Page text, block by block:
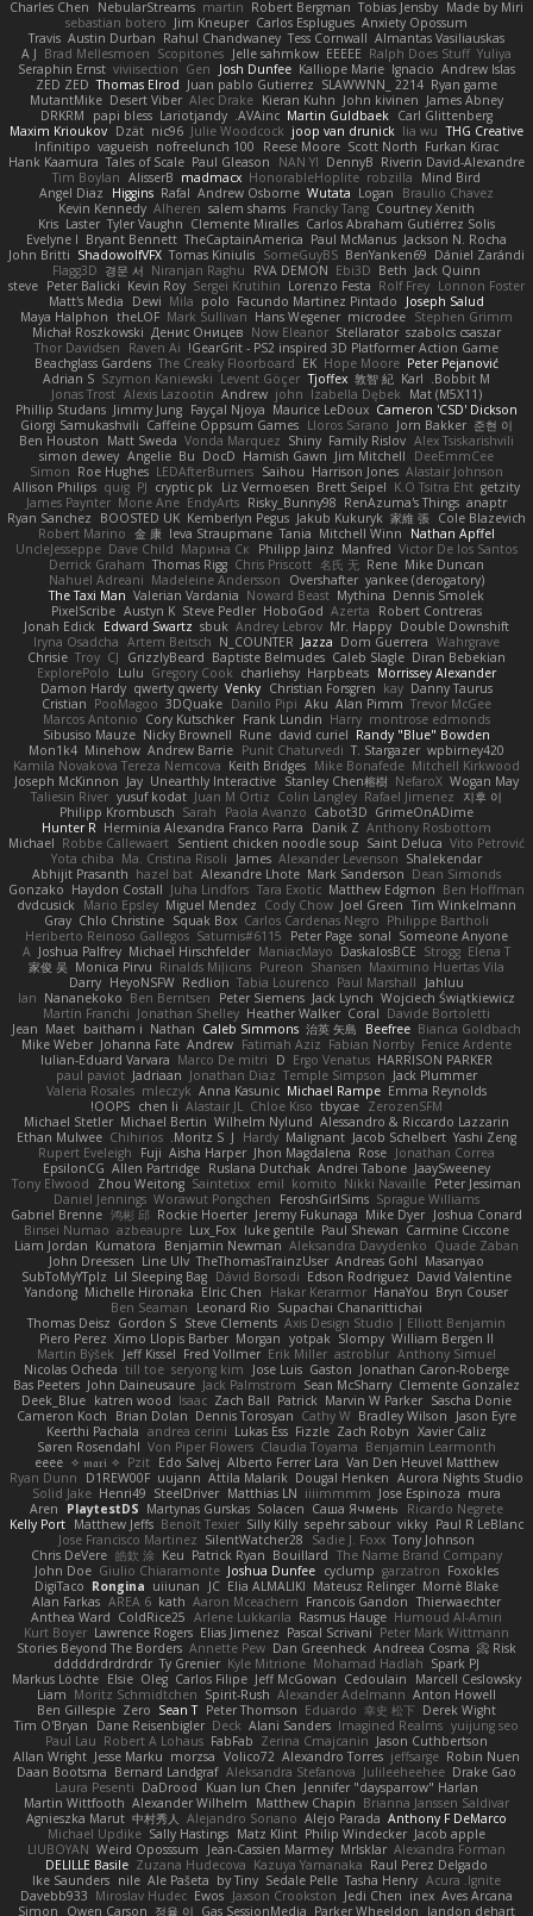
Made by Miri
Tobias Jensby
Robert Bergman
martin
NebularStreams
Charles Chen
Anxiety Opossum
Carlos Esplugues
Jim Kneuper
sebastian botero
Almantas Vasiliauskas
Tess Cornwall
Rahul Chandwaney
Austin Durban
Travis
Yuliya
Ralph Does Stuff
EEEEE
Jelle sahmkow
Scopitones
Brad Mellesmoen
A J
Andrew Islas
Ignacio
Kalliope Marie
Josh Dunfee
Gen
viviisection
Seraphin Ernst
Ryan game
SLAWWNN_ 2214
Juan pablo Gutierrez
Thomas Elrod
ZED ZED
James Abney
John kivinen
Kieran Kuhn
Alec Drake
Desert Viber
MutantMike
Carl Glittenberg
Martin Guldbaek
AVAinc.
Lariotjandy
papi bless
DRKRM
THG Creative
lia wu
joop van drunick
Julie Woodcock
nic96
Dzät
Maxim Krioukov
Furkan Kirac
Scott North
Reese Moore
nofreelunch 100
vagueish
Infinitipo
Riverin David-Alexandre
DennyB
NAN YI
Paul Gleason
Tales of Scale
Hank Kaamura
Mind Bird
robzilla
HonorableHoplite
madmacx
AlisserB
Tim Boylan
Braulio Chavez
Logan
Wutata
Andrew Osborne
Rafal
Higgins
Angel Diaz
Courtney Xenith
Francky Tang
salem shams
Alheren
Kevin Kennedy
Carlos Abraham Gutiérrez Solis
Clemente Miralles
Tyler Vaughn
Laster
Kris
Jackson N. Rocha
Paul McManus
TheCaptainAmerica
Bryant Bennett
Evelyne I
Dániel Zarándi
BenYanken69
SomeGuyBS
Tomas Kiniulis
ShadowolfVFX
John Britti
Jack Quinn
Beth
Ebi3D
RVA DEMON
Niranjan Raghu
경문 서
Flagg3D
Lonnon Foster
Rolf Frey
Lorenzo Festa
Sergei Krutihin
Kevin Roy
Peter Balicki
steve
Joseph Salud
Facundo Martinez Pintado
polo
Mila
Dewi
Matt's Media
Stephen Grimm
microdee
Hans Wegener
Mark Sullivan
theLOF
Maya Halphon
szabolcs csaszar
Stellarator
Now Eleanor
Денис Оницев
Michał Roszkowski
GearGrit - PS2 inspired 3D Platformer Action Game!
Raven Ai
Thor Davidsen
Peter Pejanović
Hope Moore
EK
The Creaky Floorboard
Beachglass Gardens
Bobbit M.
Karl
敦智 紀
Tjoffex
Levent Göçer
Szymon Kaniewski
Adrian S
Mat (M5X11)
Izabella Dębek
john
Andrew
Alexis Lazootin
Jonas Trost
Cameron 'CSD' Dickson
Maurice LeDoux
Fayçal Njoya
Jimmy Jung
Phillip Studans
준현 이
Jorn Bakker
Lloros Sarano
Caffeine Oppsum Games
Giorgi Samukashvili
Alex Tsiskarishvili
Family Rislov
Shiny
Vonda Marquez
Matt Sweda
Ben Houston
DeeEmmCee
Jim Mitchell
Hamish Gawn
DocD
Bu
Angelie
simon dewey
Alastair Johnson
Harrison Jones
Saihou
LEDAfterBurners
Roe Hughes
Simon
getzity
K.O Tsitra Eht
Brett Seipel
Liz Vermoesen
cryptic pk
PJ
quig
Allison Philips
anaptr
RenAzuma's Things
Risky_Bunny98
EndyArts
Mone Ane
James Paynter
Cole Blazevich
家維 張
Jakub Kukuryk
Kemberlyn Pegus
BOOSTED UK
Ryan Sanchez
Nathan Apffel
Mitchell Winn
Tania
Ieva Straupmane
金 康
Robert Marino
Victor De los Santos
Manfred
Philipp Jainz
Марина Ск
Dave Child
UncleJesseppe
Mike Duncan
Rene
名氏 无
Chris Priscott
Thomas Rigg
Derrick Graham
yankee (derogatory)
Overshafter
Madeleine Andersson
Nahuel Adreani
Dennis Smolek
Mythina
Noward Beast
Valerian Vardania
The Taxi Man
Robert Contreras
Azerta
HoboGod
Steve Pedler
Austyn K
PixelScribe
Double Downshift
Mr. Happy
Andrey Lebrov
sbuk
Edward Swartz
Jonah Edick
Wahrgrave
Dom Guerrera
Jazza
N_COUNTER
Artem Beitsch
Iryna Osadcha
Diran Bebekian
Caleb Slagle
Baptiste Belmudes
GrizzlyBeard
CJ
Troy
Chrisie
Morrissey Alexander
Harpbeats
charliehsy
Gregory Cook
Lulu
ExplorePolo
Danny Taurus
kay
Christian Forsgren
Venky
qwerty qwerty
Damon Hardy
Trevor McGee
Alan Pimm
Aku
Danilo Pipi
3DQuake
PooMagoo
Cristian
montrose edmonds
Harry
Frank Lundin
Cory Kutschker
Marcos Antonio
Randy "Blue" Bowden
david curiel
Rune
Nicky Brownell
Sibusiso Mauze
wpbirney420
T. Stargazer
Punit Chaturvedi
Andrew Barrie
Minehow
Mon1k4
Mitchell Kirkwood
Mike Bonafede
Keith Bridges
Kamila Novakova Tereza Nemcova
Wogan May
NefaroX
Stanley Chen榕樹
Unearthly Interactive
Jay
Joseph McKinnon
지후 이
Rafael Jimenez
Colin Langley
Juan M Ortiz
yusuf kodat
Taliesin River
GrimeOnADime
Cabot3D
Paola Avanzo
Sarah
Philipp Krombusch
Anthony Rosbottom
Danik Z
Herminia Alexandra Franco Parra
Hunter R
Vito Petrović
Saint Deluca
Sentient chicken noodle soup
Robbe Callewaert
Michael
Shalekendar
Alexander Levenson
James
Ma. Cristina Risoli
Yota chiba
Dean Simonds
Mark Sanderson
Alexandre Lhote
hazel bat
Abhijit Prasanth
Ben Hoffman
Matthew Edgmon
Tara Exotic
Juha Lindfors
Haydon Costall
Gonzako
Tim Winkelmann
Joel Green
Cody Chow
Miguel Mendez
Mario Epsley
dvdcusick
Philippe Bartholi
Carlos Cardenas Negro
Squak Box
Chlo Christine
Gray
Someone Anyone
sonal
Peter Page
Saturnis#6115
Heriberto Reinoso Gallegos
Elena T
Strogg
DaskalosBCE
ManiacMayo
Michael Hirschfelder
Joshua Palfrey
A
Maximino Huertas Vila
Shansen
Pureon
Rinalds Miļicins
Monica Pirvu
家俊 吴
Jahluu
Paul Marshall
Tabia Lourenco
Redlion
HeyoNSFW
Darry
Wojciech Świątkiewicz
Jack Lynch
Peter Siemens
Ben Berntsen
Nananekoko
Ian
Davide Bortoletti
Coral
Heather Walker
Jonathan Shelley
Martín Franchi
Bianca Goldbach
Beefree
治英 矢島
Caleb Simmons
Nathan
baitham i
Maet
Jean
Fenice Ardente
Fabian Norrby
Fatimah Aziz
Andrew
Johanna Fate
Mike Weber
HARRISON PARKER
Ergo Venatus
D
Marco De mitri
Iulian-Eduard Varvara
Jack Plummer
Temple Simpson
Jonathan Diaz
Jadriaan
paul paviot
Emma Reynolds
Michael Rampe
Anna Kasunic
mleczyk
Valeria Rosales
ZerozenSFM
tbycae
Chloe Kiso
Alastair JL
chen li
OOPS!
Alessandro & Riccardo Lazzarin
Wilhelm Nylund
Michael Bertin
Michael Stetler
Yashi Zeng
Jacob Schelbert
Malignant
Hardy
J
Moritz S.
Chihirios
Ethan Mulwee
Jonathan Correa
Rose
Jhon Magdalena
Aisha Harper
Fuji
Rupert Eveleigh
JaaySweeney
Andrei Tabone
Ruslana Dutchak
Allen Partridge
EpsilonCG
Peter Jessiman
Nikki Navaille
komito
emil
Saintetixx
Zhou Weitong
Tony Elwood
Sprague Williams
FeroshGirlSims
Worawut Pongchen
Daniel Jennings
Joshua Conard
Mike Dyer
Jeremy Fukunaga
Rockie Hoerter
鸿彬 邱
Gabriel Brenne
Carmine Ciccone
Paul Shewan
luke gentile
Lux_Fox
azbeaupre
Binsei Numao
Quade Zaban
Aleksandra Davydenko
Benjamin Newman
Kumatora
Liam Jordan
Masanyao
Andreas Gohl
TheThomasTrainzUser
Line Ulv
John Dreessen
David Valentine
Edson Rodriguez
Dávid Borsodi
Lil Sleeping Bag
SubToMyYTplz
Bryn Couser
HanaYou
Hakar Kerarmor
Elric Chen
Michelle Hironaka
Yandong
Supachai Chanarittichai
Leonard Rio
Ben Seaman
Axis Design Studio | Elliott Benjamin
Steve Clements
Gordon S
Thomas Deisz
William Bergen II
Slompy
yotpak
Morgan
Ximo Llopis Barber
Piero Perez
Anthony Simuel
astroblur
Erik Miller
Fred Vollmer
Jeff Kissel
Martin Býšek
Jonathan Caron-Roberge
Gaston
Jose Luis
seryong kim
till toe
Nicolas Ocheda
Clemente Gonzalez
Sean McSharry
Jack Palmstrom
John Daineusaure
Bas Peeters
Sascha Donie
Marvin W Parker
Patrick
Zach Ball
Isaac
katren wood
Deek_Blue
Jason Eyre
Bradley Wilson
Cathy W
Dennis Torosyan
Brian Dolan
Cameron Koch
Xavier Caliz
Zach Robyn
Fizzle
Lukas Ess
andrea cerini
Keerthi Pachala
Benjamin Learmonth
Claudia Toyama
Von Piper Flowers
Søren Rosendahl
Van Den Heuvel Matthew
Alberto Ferrer Lara
Edo Salvej
Pzit
✧ 𝔪𝔞𝔯𝔦 ✧
eeee
Aurora Nights Studio
Dougal Henken
Attila Malarik
uujann
D1REW00F
Ryan Dunn
mura
Jose Espinoza
iiiimmmm
Matthias LN
SteelDriver
Henri49
Solid Jake
Ricardo Negrete
Саша Ячмень
Solacen
Martynas Gurskas
PlaytestDS
Aren
Paul R LeBlanc
vikky
sepehr sabour
Silly Killy
Benoît Texier
Matthew Jeffs
Kelly Port
Tony Johnson
Sadie J. Foxx
SilentWatcher28
Jose Francisco Martinez
The Name Brand Company
Bouillard
Patrick Ryan
Keu
皓欽 涂
Chris DeVere
Foxokles
garzatron
cyclump
Joshua Dunfee
Giulio Chiaramonte
John Doe
Mornè Blake
Mateusz Relinger
Elia ALMALIKI
JC
uiiunan
Rongina
DigiTaco
Thierwaechter
Francois Gandon
Aaron Mceachern
kath
AREA 6
Alan Farkas
Humoud Al-Amiri
Rasmus Hauge
Arlene Lukkarila
ColdRice25
Anthea Ward
Peter Mark Wittmann
Pascal Scrivani
Elias Jimenez
Lawrence Rogers
Kurt Boyer
Risk 📀
Andreea Cosma
Dan Greenheck
Annette Pew
Stories Beyond The Borders
Spark PJ
Mohamad Hadlah
Kyle Mitrione
Ty Grenier
dddddrdrdrdrdr
Marcell Ceslowsky
Cedoulain
Jeff McGowan
Carlos Filipe
Oleg
Elsie
Markus Löchte
Anton Howell
Alexander Adelmann
Spirit-Rush
Moritz Schmidtchen
Liam
Derek Wight
幸史 松下
Eduardo
Peter Thomson
Sean T
Zero
Ben Gillespie
yuijung seo
Imagined Realms
Alani Sanders
Deck
Dane Reisenbigler
Tim O'Bryan
Jason Cuthbertson
Zerina Cmajcanin
FabFab
Robert A Lohaus
Paul Lau
Robin Nuen
jeffsarge
Alexandro Torres
Volico72
morzsa
Jesse Marku
Allan Wright
Drake Gao
Julileeheehee
Aleksandra Stefanova
Bernard Landgraf
Daan Bootsma
Jennifer "daysparrow" Harlan
Kuan lun Chen
DaDrood
Laura Pesenti
Brianna Janssen Saldivar
Matthew Chapin
Alexander Wilhelm
Martin Wittfooth
Anthony F DeMarco
Alejo Parada
Alejandro Soriano
中村秀人
Agnieszka Marut
Jacob apple
Philip Windecker
Matz Klint
Sally Hastings
Michael Updike
Alexandra Forman
MrIsklar
Jean-Cassien Marmey
Weird Oposssum
LIUBOYAN
Raul Perez Delgado
Kazuya Yamanaka
Zuzana Hudecova
DELILLE Basile
Acura .Ignite
Tasha Henry
Sedale Pelle
by Tiny
Ale Pašeta
nile
Ike Saunders
Aves Arcana
inex
Jedi Chen
Jaxson Crookston
Ewos
Miroslav Hudec
Davebb933
landon dehart
Parker Wheeldon
Gas SessionMedia
정율 이
Owen Carson
Simon